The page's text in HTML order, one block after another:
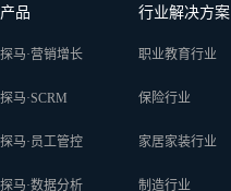
产品
探马·营销增长
探马·SCRM
探马·员工管控
探马·数据分析
行业解决方案
职业教育行业
保险行业
家居家装行业
制造行业